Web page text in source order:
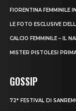
FIORENTINA FEMMINILE
LE FOTO ESCLUSIVE
CALCIO FEMMINILE – IL
MISTER PISTOLESI
GOSSIP
72° FESTIVAL DI